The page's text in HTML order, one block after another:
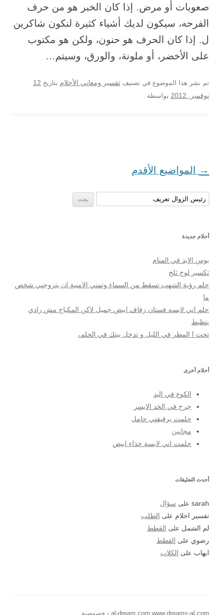
صعوبات أو مرض. إذا كان الخبر هو من حرف
الفرحه، سيكون لديك أشياء كثيرة لنكون شاكرين
ل. إذا كان الحرف هو حنون، ولكن هو مكتوب
على الأخضر، أو ملونة، والورق، وسيتم…
تم نشر هذا الموضوع في تصنيف تفسير ومعاني الأحلام بتاريخ 12
نوفمبر, 2012
بواسطة .
تصفح المواضيع
→ المواضيع الأقدم
البحث عن:
أحلام جديدة
بوس الايد في المنام
تكسير لوح ثلج
حلم رؤية الشهب تسقط من السماء وتمني الامنية ان يتزوجني شخص
ما
حلم اني لابسه فستان زفاف ابيض جميل لاكن المكياج مش رادي
يتظبط
تحت ا المطر في الليل و تدخل بيتك في الحلم،
أحلام أخرى
الكوع في اليد
جرح في الخد الايسر
حلمت برفيقتي حامل
مجانين
حلمت اني لابسة حذاء ابيض
أحدث التعليقات
sarah على سؤال
تفسير احلام على
الطلب
لم الشمل على
القطط
رضوي على
القطط
ايهاب على الكلاب
al-dream.com www.dreams-al.com خصوصية